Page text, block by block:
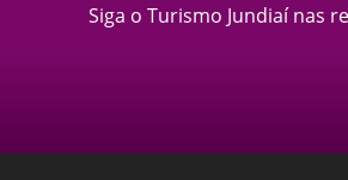
Siga o Turismo Jundiaí nas